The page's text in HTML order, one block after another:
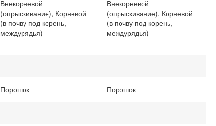
Внекорневой
(опрыскивание), Корневой
(в почву под корень,
междурядья)
Внекорневой
(опрыскивание), Корневой
(в почву под корень,
междурядья)
Порошок Порошок